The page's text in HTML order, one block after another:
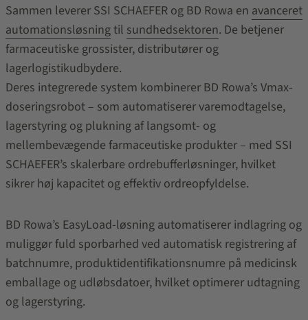
Sammen leverer SSI SCHAEFER og BD Rowa en avanceret
automationsløsningtil sundhedsektoren. De betjener
farmaceutiske grossister, distributører og
lagerlogistikudbydere.
Deres integrerede system kombinerer BD Rowa’s Vmax-
doseringsrobot – som automatiserer varemodtagelse,
lagerstyring og plukning af langsomt- og
mellembevægende farmaceutiske produkter – med SSI
SCHAEFER’s skalerbare ordrebufferløsninger, hvilket
sikrer høj kapacitet og effektiv ordreopfyldelse.
BD Rowa’s EasyLoad-løsning automatiserer indlagring og
muliggør fuld sporbarhed ved automatisk registrering af
batchnumre, produktidentifikationsnumre på medicinsk
emballage og udløbsdatoer, hvilket optimerer udtagning
og lagerstyring.